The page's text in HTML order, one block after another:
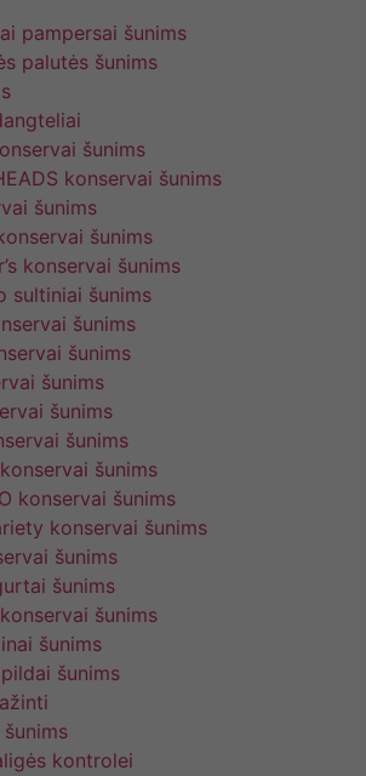
pampersai šunims
palutės šunims
šunims
konservai šunims
šunims
šunims
konservai šunims
sultiniai šunims
šunims
šunims
šunims
šunims
šunims
šunims
konservai šunims
konservai šunims
šunims
šunims
šunims
šunims
šunims
kontrolei